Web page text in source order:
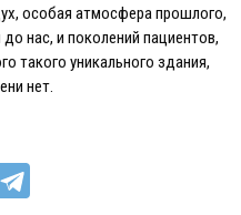
особая атмосфера прошлого,
нас, и поколений пациентов,
такого уникального здания,
нет.